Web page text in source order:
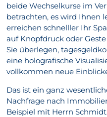
beide Wechselkurse im
betrachten, es wird Ihnen
erreichen schnelller Ihr
auf Knopfdruck oder
Sie überlegen,
eine holografische
vollkommen neue
Das ist ein ganz
Nachfrage nach
Beispiel mit Herrn